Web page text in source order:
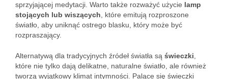
sprzyjającej medytacji. Warto także rozważyć użycie lamp
stojących lub wiszących , które emitują rozproszone
światło, aby uniknąć ostrego blasku, który może być
rozpraszający.
Alternatywą dla tradycyjnych źródeł światła są świeczki
które nie tylko dają delikatne, naturalne światło, ale również
tworzą wyjątkowy klimat intymności. Palące się świeczki